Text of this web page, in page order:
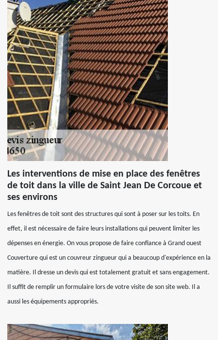
Les interventions de mise en place des fenêtres
de toit dans la ville de Saint Jean De Corcoue et
ses environs
Les fenêtres de toit sont des structures qui sont à poser sur les toits. En
effet, il est nécessaire de faire leurs installations qui peuvent limiter les
dépenses en énergie. On vous propose de faire confiance à Grand ouest
Couverture qui est un couvreur zingueur qui a beaucoup d'expérience en la
matière. Il dresse un devis qui est totalement gratuit et sans engagement.
Il suffit de remplir un formulaire lors de votre visite de son site web. Il a
aussi les équipements appropriés.